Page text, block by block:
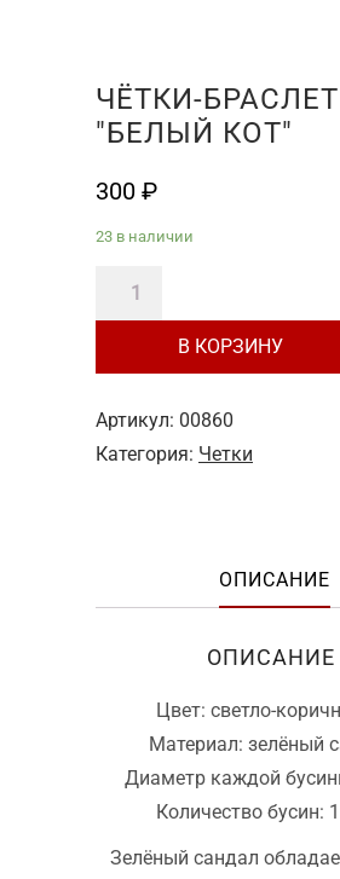
ЧЁТКИ-
"БЕЛЫЙ КОТ"
300 ₽
23 в наличии
Количество
товара
№1
"Белый
В КОРЗИНУ
Артикул: 00860
Категория: Четки
ОПИСАНИЕ
ОПИСАНИЕ
Цвет: светло-
Материал: зелёный
Диаметр каждой
Количество бусин:
Зелёный сандал